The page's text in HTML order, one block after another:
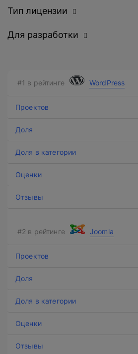
Тип лицензии
Для разработки
WordPress
Joomla
Нажимая на кнопку, вы даете
политикой конфиденциальности